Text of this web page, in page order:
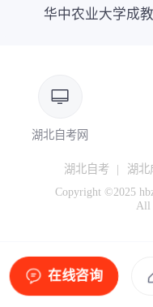
华中农业大学成
湖北自考网
湖北自考 | 湖北
Copyright ©2025
All
在线咨询